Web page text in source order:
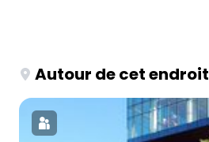
Autour de cet endroit